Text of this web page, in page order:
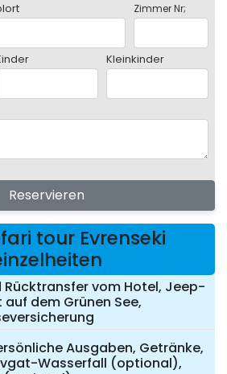
Zimmer Nr;
Kleinkinder
Reservieren
tour Evrenseki
Rücktransfer vom Hotel, Jeep-
dem Grünen See,
Ausgaben, Getränke,
Wasserfall (optional),